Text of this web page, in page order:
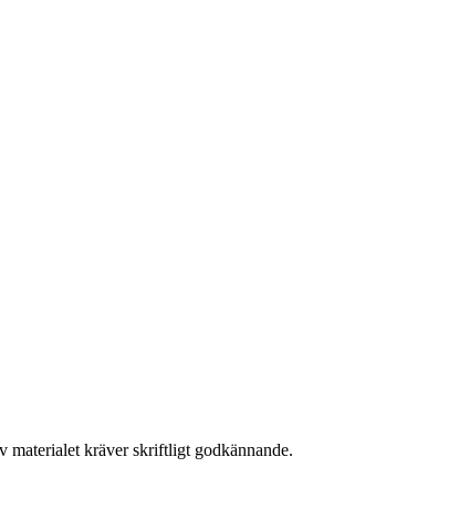
materialet kräver skriftligt godkännande.